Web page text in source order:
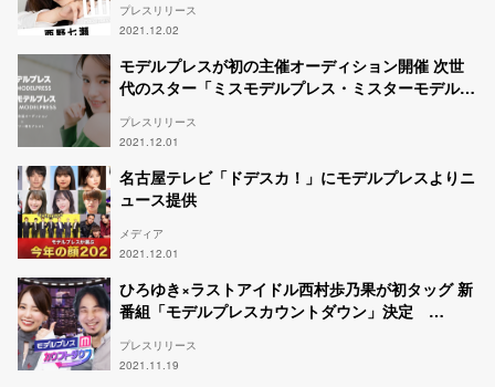
プレスリリース
2021.12.02
プレスリリース
2021.12.01
モデルプレスが初の主催オーディション開催 次世
代のスター「ミスモデルプレス・ミスターモデルプ
メディア
2021.12.01
名古屋テレビ「ドデスカ！」にモデルプレスよりニ
ュース提供
プレスリリース
2021.11.19
ひろゆき×ラストアイドル西村歩乃果が初タッグ 新
番組「モデルプレスカウントダウン」決定
ランキングを発表